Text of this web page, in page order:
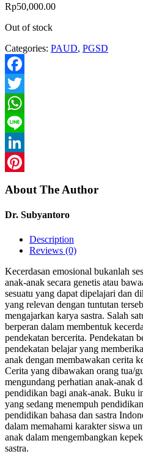
Rp50,000.00
Out of stock
Categories: PAUD, PGSD
Facebook
Twitter
WhatsApp
Line
LinkedIn
About The Author
Dr. Subyantoro
Description
Reviews (0)
Kecerdasan emosional bukanlah
anak-anak secara genetis atau
sesuatu yang dapat dipelajari dan
yang relevan dengan tuntutan
mengajarkan karya sastra. Salah
berperan dalam membentuk
pendekatan bercerita. Pendekatan
pendekatan belajar yang
anak dengan membawakan cerita
Cerita yang dibawakan orang tua/
mengundang perhatian anak-anak
pendidikan bagi anak-anak. Buku
yang sedang menempuh
pendidikan bahasa dan sastra
dalam memahami karakter siswa
anak dalam mengembangkan
sastra.